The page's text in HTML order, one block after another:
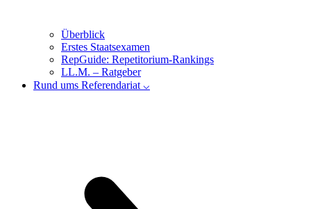
Überblick
Erstes Staatsexamen
RepGuide: Repetitorium-Rankings
LL.M. – Ratgeber
Rund ums Referendariat ⌵